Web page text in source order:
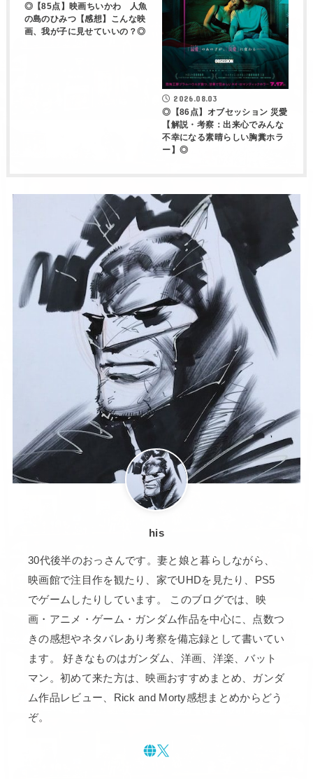
◎【85点】映画ちいかわ 人魚
の島のひみつ【感想】こんな映
画、我が子に見せていいの？◎
2026.08.03
◎【86点】オブセッション 災愛
【解説・考察：出来心でみんな
不幸になる素晴らしい胸糞ホラ
ー】◎
his
30代後半のおっさんです。妻と娘と暮らしながら、
映画館で注目作を観たり、家でUHDを見たり、PS5
でゲームしたりしています。 このブログでは、映
画・アニメ・ゲーム・ガンダム作品を中心に、点数つ
きの感想やネタバレあり考察を備忘録として書いてい
ます。 好きなものはガンダム、洋画、洋楽、バット
マン。初めて来た方は、映画おすすめまとめ、ガンダ
ム作品レビュー、Rick and Morty感想まとめからどう
ぞ。